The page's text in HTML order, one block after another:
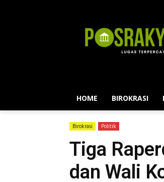
HOME BIROKRASI
Birokrasi Politik
Tiga
dan Wali